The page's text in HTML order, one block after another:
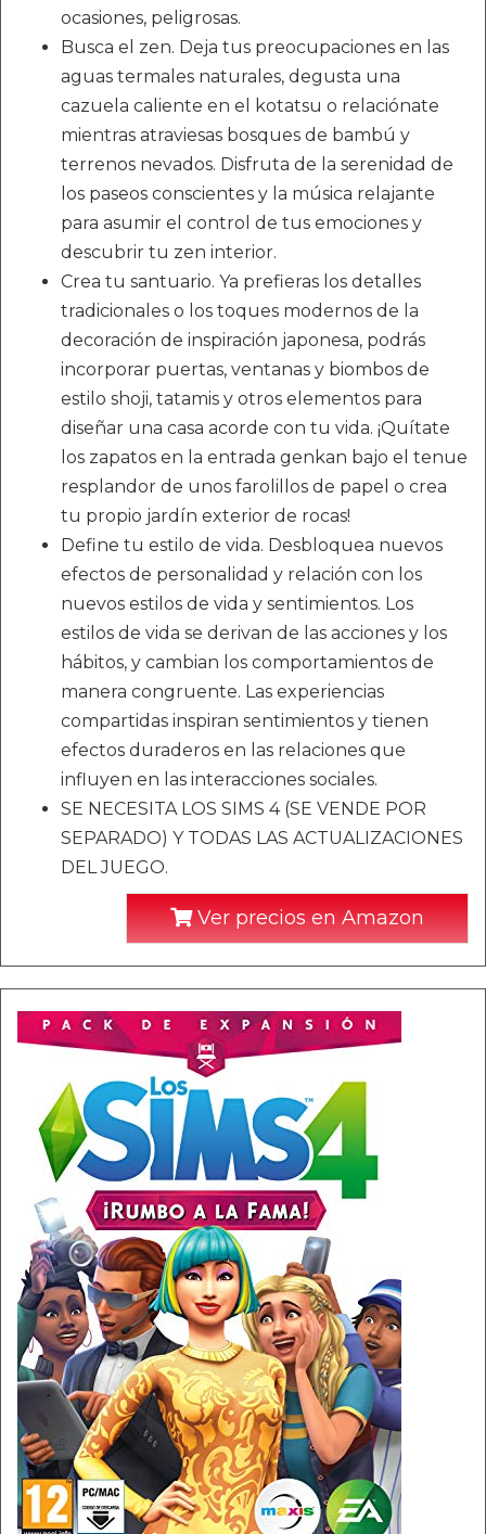
ocasiones, peligrosas.
Busca el zen. Deja tus preocupaciones en las
aguas termales naturales, degusta una
cazuela caliente en el kotatsu o relaciónate
mientras atraviesas bosques de bambú y
terrenos nevados. Disfruta de la serenidad de
los paseos conscientes y la música relajante
para asumir el control de tus emociones y
descubrir tu zen interior.
Crea tu santuario. Ya prefieras los detalles
tradicionales o los toques modernos de la
decoración de inspiración japonesa, podrás
incorporar puertas, ventanas y biombos de
estilo shoji, tatamis y otros elementos para
diseñar una casa acorde con tu vida. ¡Quítate
los zapatos en la entrada genkan bajo el tenue
resplandor de unos farolillos de papel o crea
tu propio jardín exterior de rocas!
Define tu estilo de vida. Desbloquea nuevos
efectos de personalidad y relación con los
nuevos estilos de vida y sentimientos. Los
estilos de vida se derivan de las acciones y los
hábitos, y cambian los comportamientos de
manera congruente. Las experiencias
compartidas inspiran sentimientos y tienen
efectos duraderos en las relaciones que
influyen en las interacciones sociales.
SE NECESITA LOS SIMS 4 (SE VENDE POR
SEPARADO) Y TODAS LAS ACTUALIZACIONES
DEL JUEGO.
Ver precios en Amazon